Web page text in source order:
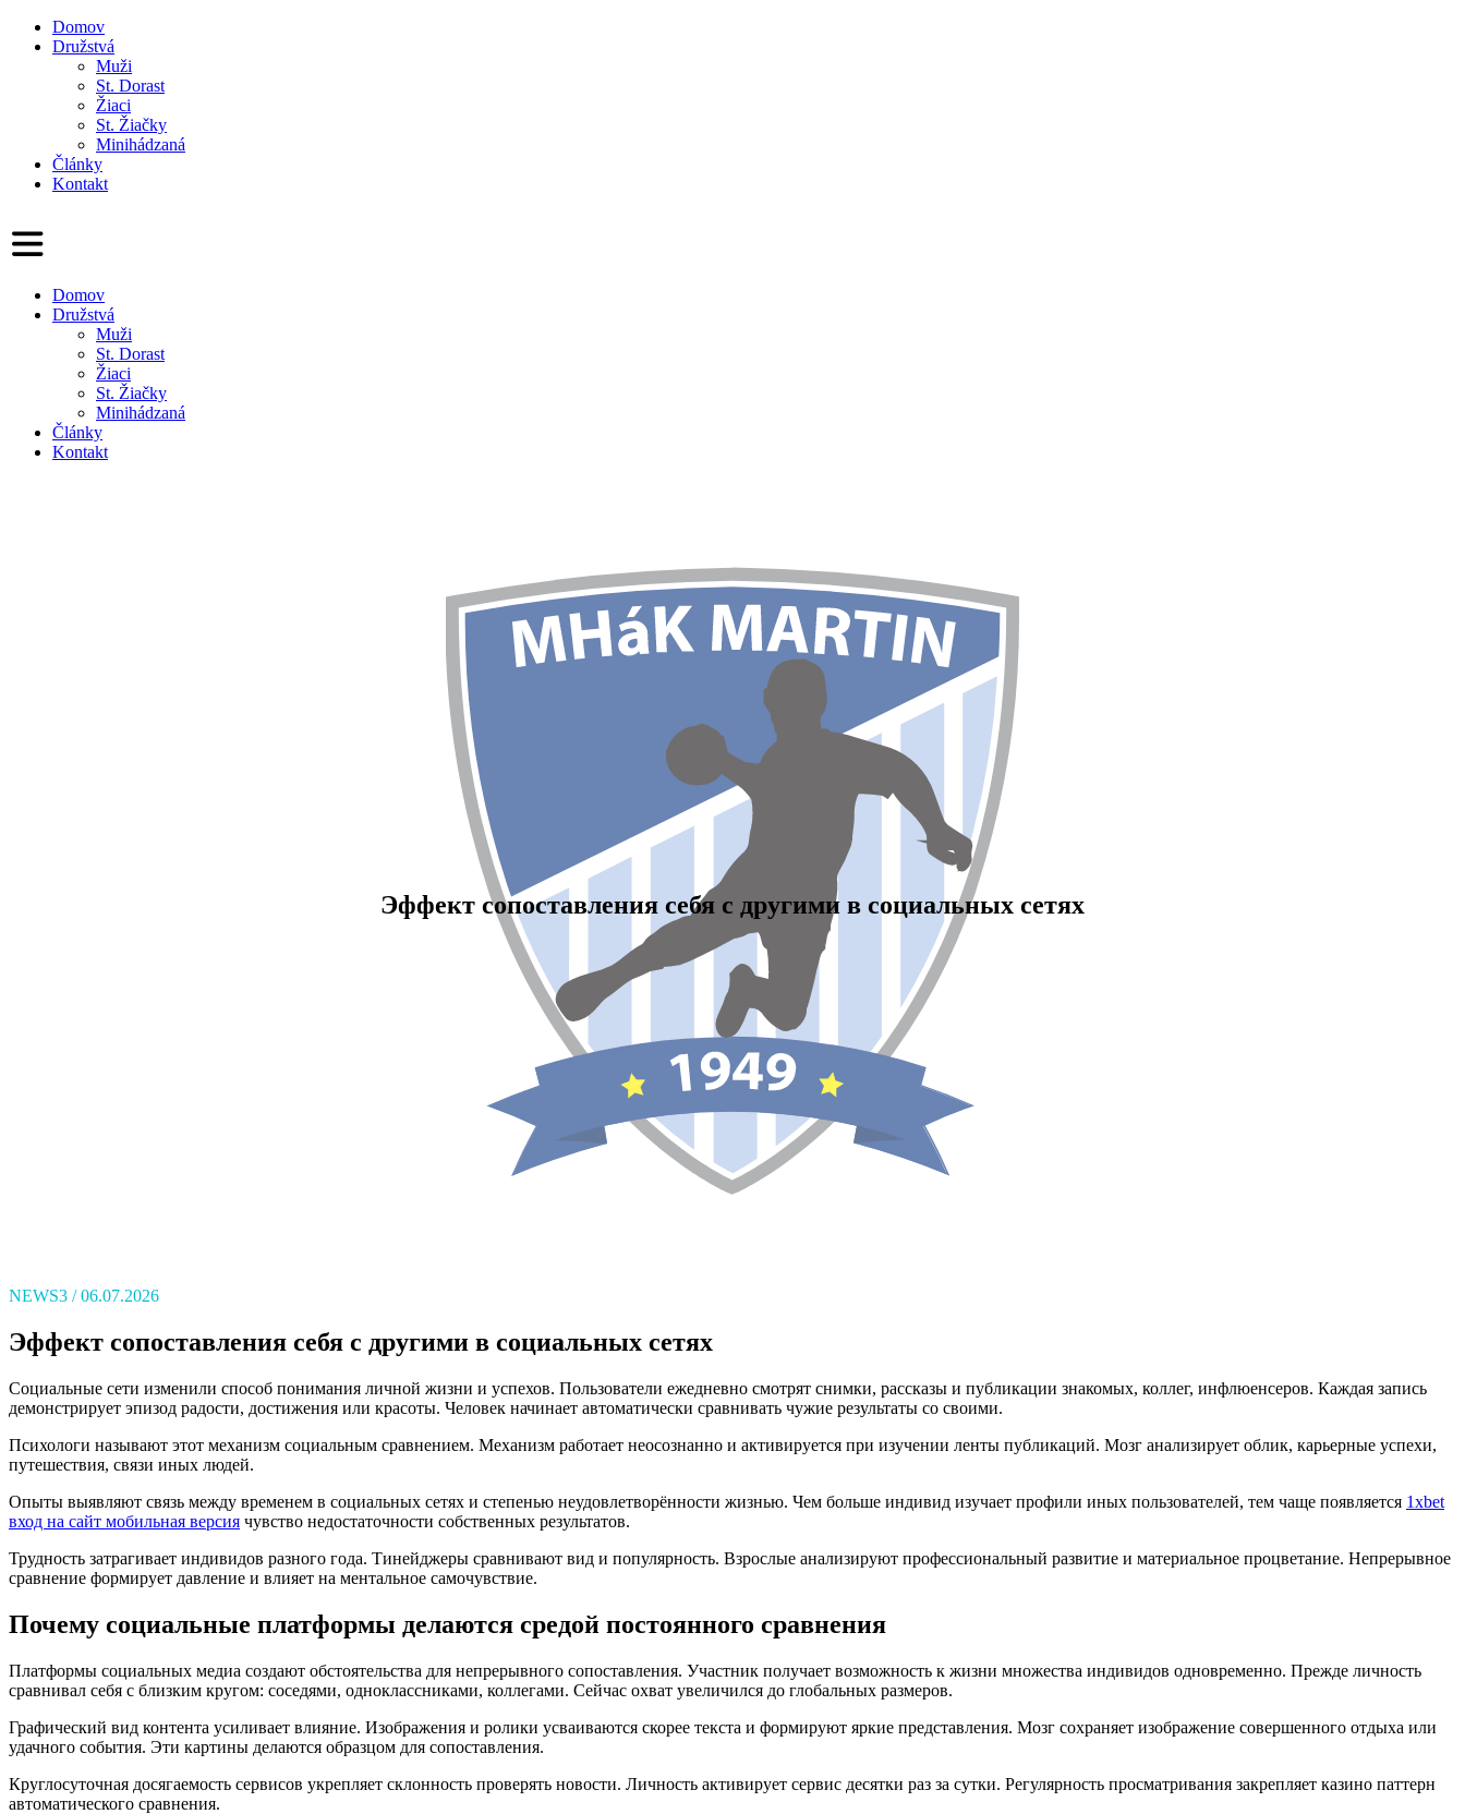
Domov
Družstvá
Muži
St. Dorast
Žiaci
St. Žiačky
Minihádzaná
Články
Kontakt
Domov
Družstvá
Muži
St. Dorast
Žiaci
St. Žiačky
Minihádzaná
Články
Kontakt
Эффект сопоставления себя с другими в социальных сетях
NEWS3 06.07.2026
Эффект сопоставления себя с другими в социальных сетях
Социальные сети изменили способ понимания личной жизни и успехов. Пользователи ежедневно смотрят снимки, рассказы и публикации знакомых, коллег, инфлюенсеров. Каждая запись
демонстрирует эпизод радости, достижения или красоты. Человек начинает автоматически сравнивать чужие результаты со своими.
Психологи называют этот механизм социальным сравнением. Механизм работает неосознанно и активируется при изучении ленты публикаций. Мозг анализирует облик, карьерные успехи,
путешествия, связи иных людей.
Опыты выявляют связь между временем в социальных сетях и степенью неудовлетворённости жизнью. Чем больше индивид изучает профили иных пользователей, тем чаще появляется 1xbet
вход на сайт мобильная версия чувство недостаточности собственных результатов.
Трудность затрагивает индивидов разного года. Тинейджеры сравнивают вид и популярность. Взрослые анализируют профессиональный развитие и материальное процветание. Непрерывное
сравнение формирует давление и влияет на ментальное самочувствие.
Почему социальные платформы делаются средой постоянного сравнения
Платформы социальных медиа создают обстоятельства для непрерывного сопоставления. Участник получает возможность к жизни множества индивидов одновременно. Прежде личность
сравнивал себя с близким кругом: соседями, одноклассниками, коллегами. Сейчас охват увеличился до глобальных размеров.
Графический вид контента усиливает влияние. Изображения и ролики усваиваются скорее текста и формируют яркие представления. Мозг сохраняет изображение совершенного отдыха или
удачного события. Эти картины делаются образцом для сопоставления.
Круглосуточная досягаемость сервисов укрепляет склонность проверять новости. Личность активирует сервис десятки раз за сутки. Регулярность просматривания закрепляет казино паттерн
автоматического сравнения.